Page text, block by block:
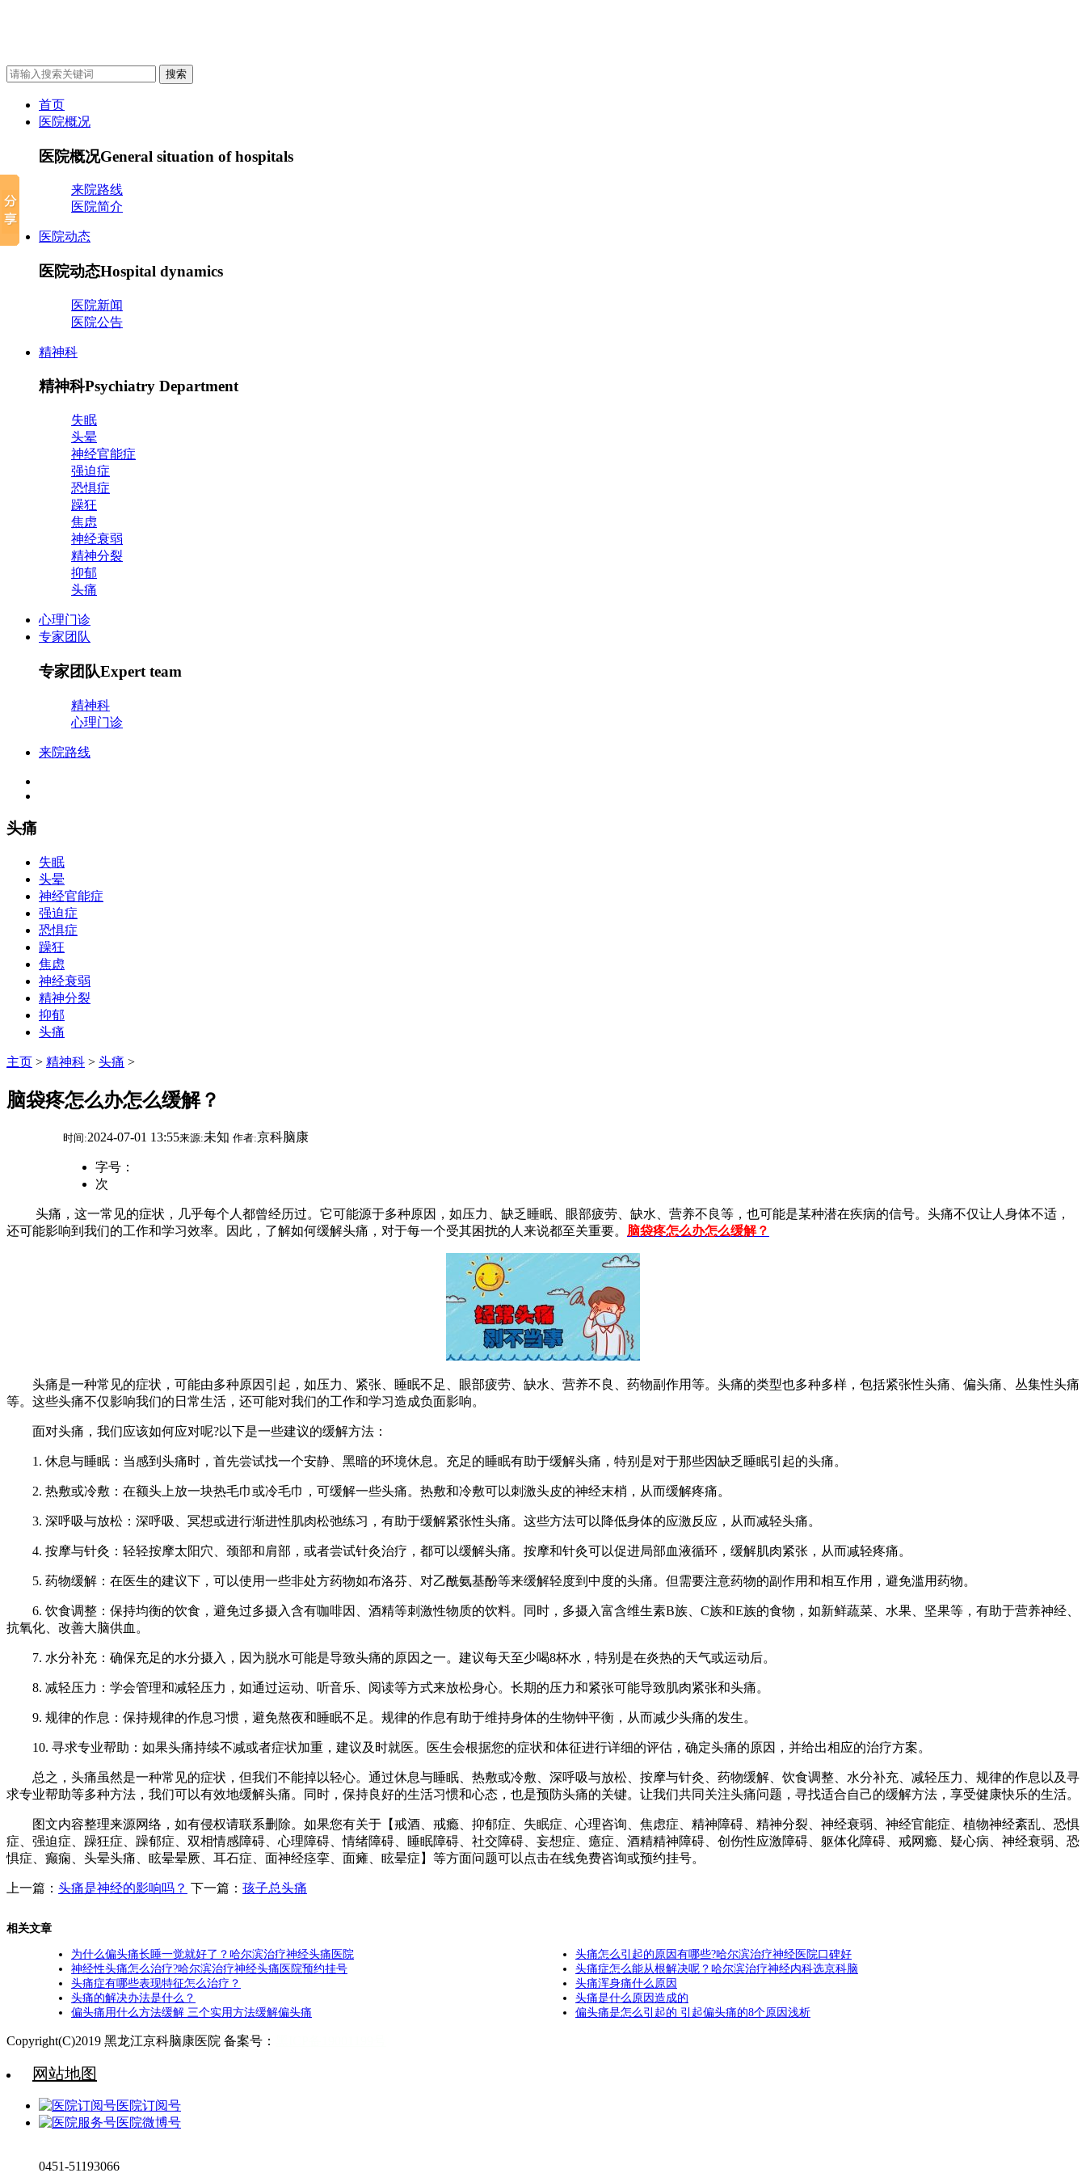
首页
医院概况
医院概况General situation of hospitals
来院路线
医院简介
医院动态
医院动态Hospital dynamics
医院新闻
医院公告
精神科
精神科Psychiatry Department
失眠
头晕
神经官能症
强迫症
恐惧症
躁狂
焦虑
神经衰弱
精神分裂
抑郁
头痛
心理门诊
专家团队
专家团队Expert team
精神科
心理门诊
来院路线
头痛
失眠
头晕
神经官能症
强迫症
恐惧症
躁狂
焦虑
神经衰弱
精神分裂
抑郁
头痛
主页 > 精神科 > 头痛 >
脑袋疼怎么办怎么缓解？
时间:2024-07-01 13:55来源:未知 作者:京科脑康
字号：
次
头痛，这一常见的症状，几乎每个人都曾经历过。它可能源于多种原因，如压力、缺乏睡眠、眼部疲劳、缺水、营养不良等，也可能是某种潜在疾病的信号。头痛不仅让人身体不适，
还可能影响到我们的工作和学习效率。因此，了解如何缓解头痛，对于每一个受其困扰的人来说都至关重要。 脑袋疼怎么办怎么缓解？
头痛是一种常见的症状，可能由多种原因引起，如压力、紧张、睡眠不足、眼部疲劳、缺水、营养不良、药物副作用等。头痛的类型也多种多样，包括紧张性头痛、偏头痛、丛集性头痛
等。这些头痛不仅影响我们的日常生活，还可能对我们的工作和学习造成负面影响。
面对头痛，我们应该如何应对呢?以下是一些建议的缓解方法：
1. 休息与睡眠：当感到头痛时，首先尝试找一个安静、黑暗的环境休息。充足的睡眠有助于缓解头痛，特别是对于那些因缺乏睡眠引起的头痛。
2. 热敷或冷敷：在额头上放一块热毛巾或冷毛巾，可缓解一些头痛。热敷和冷敷可以刺激头皮的神经末梢，从而缓解疼痛。
3. 深呼吸与放松：深呼吸、冥想或进行渐进性肌肉松弛练习，有助于缓解紧张性头痛。这些方法可以降低身体的应激反应，从而减轻头痛。
4. 按摩与针灸：轻轻按摩太阳穴、颈部和肩部，或者尝试针灸治疗，都可以缓解头痛。按摩和针灸可以促进局部血液循环，缓解肌肉紧张，从而减轻疼痛。
5. 药物缓解：在医生的建议下，可以使用一些非处方药物如布洛芬、对乙酰氨基酚等来缓解轻度到中度的头痛。但需要注意药物的副作用和相互作用，避免滥用药物。
6. 饮食调整：保持均衡的饮食，避免过多摄入含有咖啡因、酒精等刺激性物质的饮料。同时，多摄入富含维生素B族、C族和E族的食物，如新鲜蔬菜、水果、坚果等，有助于营养神经、
抗氧化、改善大脑供血。
7. 水分补充：确保充足的水分摄入，因为脱水可能是导致头痛的原因之一。建议每天至少喝8杯水，特别是在炎热的天气或运动后。
8. 减轻压力：学会管理和减轻压力，如通过运动、听音乐、阅读等方式来放松身心。长期的压力和紧张可能导致肌肉紧张和头痛。
9. 规律的作息：保持规律的作息习惯，避免熬夜和睡眠不足。规律的作息有助于维持身体的生物钟平衡，从而减少头痛的发生。
10. 寻求专业帮助：如果头痛持续不减或者症状加重，建议及时就医。医生会根据您的症状和体征进行详细的评估，确定头痛的原因，并给出相应的治疗方案。
总之，头痛虽然是一种常见的症状，但我们不能掉以轻心。通过休息与睡眠、热敷或冷敷、深呼吸与放松、按摩与针灸、药物缓解、饮食调整、水分补充、减轻压力、规律的作息以及寻
求专业帮助等多种方法，我们可以有效地缓解头痛。同时，保持良好的生活习惯和心态，也是预防头痛的关键。让我们共同关注头痛问题，寻找适合自己的缓解方法，享受健康快乐的生活。
图文内容整理来源网络，如有侵权请联系删除。如果您有关于【戒酒、戒瘾、抑郁症、失眠症、心理咨询、焦虑症、精神障碍、精神分裂、神经衰弱、神经官能症、植物神经紊乱、恐惧
症、强迫症、躁狂症、躁郁症、双相情感障碍、心理障碍、情绪障碍、睡眠障碍、社交障碍、妄想症、癔症、酒精精神障碍、创伤性应激障碍、躯体化障碍、戒网瘾、疑心病、神经衰弱、恐
惧症、癫痫、头晕头痛、眩晕晕厥、耳石症、面神经痉挛、面瘫、眩晕症】等方面问题可以点击在线免费咨询或预约挂号。
上一篇： 头痛是神经的影响吗？ 下一篇： 孩子总头痛
相关文章
为什么偏头痛长睡一觉就好了？哈尔滨治疗神经头痛医院
头痛怎么引起的原因有哪些?哈尔滨治疗神经医院口碑好
神经性头痛怎么治疗?哈尔滨治疗神经头痛医院预约挂号
头痛症怎么能从根解决呢？哈尔滨治疗神经内科选京科脑
头痛症有哪些表现特征怎么治疗？
头痛浑身痛什么原因
头痛的解决办法是什么？
头痛是什么原因造成的
偏头痛用什么方法缓解 三个实用方法缓解偏头痛
偏头痛是怎么引起的 引起偏头痛的8个原因浅析
Copyright(C)2019 黑龙江京科脑康医院 备案号：
网站地图
医院订阅号
医院微博号
0451-51193066